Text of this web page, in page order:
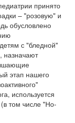
принято
– "розовую" и
обусловлено
с "бледной"
назначают
этап нашего
используется
том числе "Но-